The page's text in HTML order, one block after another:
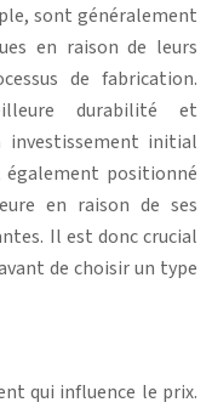
sont généralement
en raison de leurs
de fabrication.
durabilité et
initial
positionné
en raison de ses
Il est donc crucial
de choisir un type
qui influence le prix.